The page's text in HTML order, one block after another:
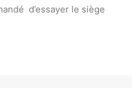
d’essayer le siège